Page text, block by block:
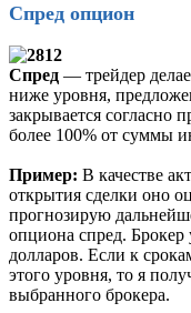
Спред опцион
Спред — трейдер
ниже уровня,
закрывается согласно
более 100% от суммы
Пример: В качестве
открытия сделки оно
прогнозирую
опциона спред. Брокер
долларов. Если к
этого уровня, то я
выбранного брокера.